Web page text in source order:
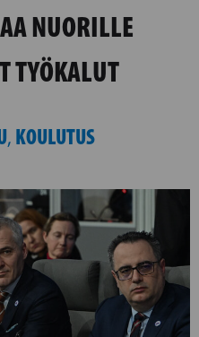
NUORILLE
TYÖKALUT
, KOULUTUS